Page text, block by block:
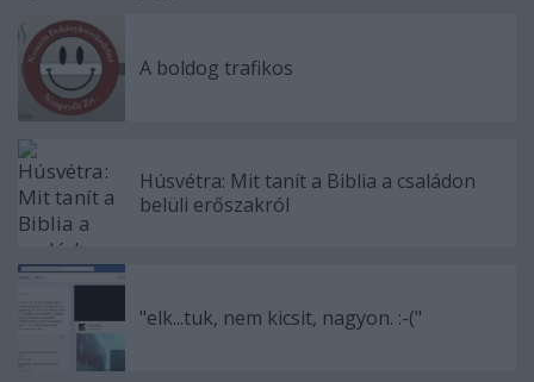
A boldog trafikos
Húsvétra: Mit tanít a Biblia a családon
belüli erőszakról
"elk...tuk, nem kicsit, nagyon. :-("